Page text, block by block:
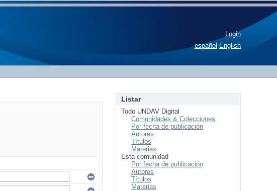
Login
español English
Listar
Todo UNDAV Digital
Comunidades & Colecciones
Por fecha de publicación
Autores
Títulos
Materias
Esta comunidad
Por fecha de publicación
Autores
Títulos
Materias